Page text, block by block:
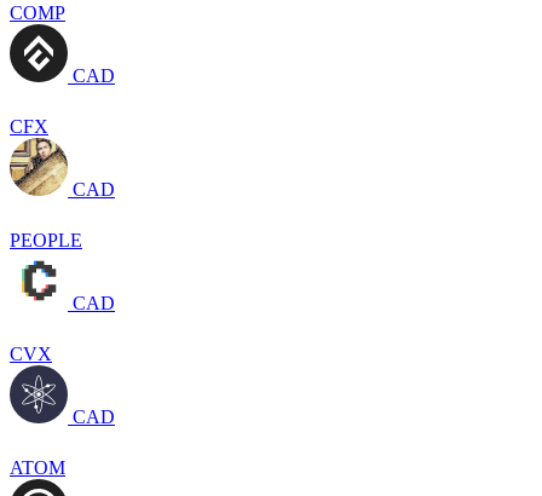
COMP
CAD
CFX
CAD
PEOPLE
CAD
CVX
CAD
ATOM